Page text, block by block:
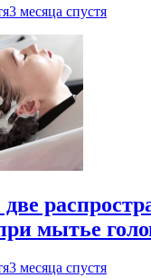
3 месяца спустя
мытье
3 месяца спустя